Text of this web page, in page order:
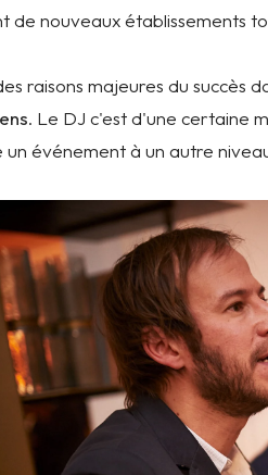
de nouveaux établissements
raisons majeures du succès
. Le DJ c'est d'une certaine
un événement à un autre